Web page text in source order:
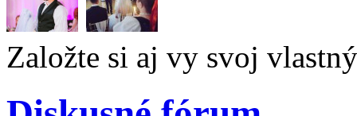
Založte si aj vy svoj